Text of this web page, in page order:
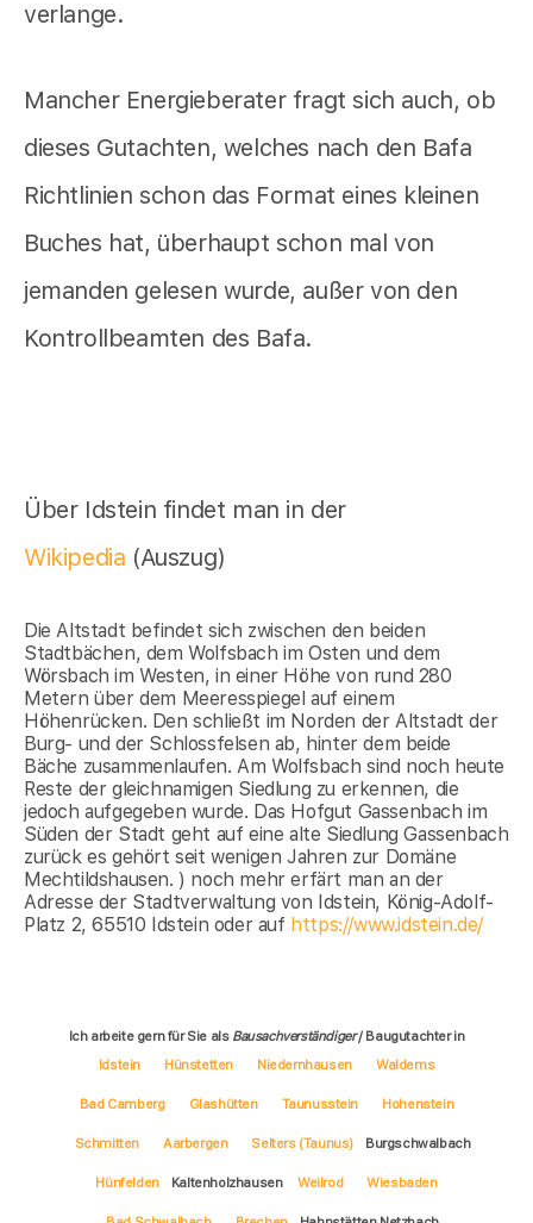
verlange.
Mancher Energieberater fragt sich auch, ob
dieses Gutachten, welches nach den Bafa
Richtlinien schon das Format eines kleinen
Buches hat, überhaupt schon mal von
jemanden gelesen wurde, außer von den
Kontrollbeamten des Bafa.
Über Idstein findet man in der
Wikipedia (Auszug)
Die Altstadt befindet sich zwischen den beiden
Stadtbächen, dem Wolfsbach im Osten und dem
Wörsbach im Westen, in einer Höhe von rund 280
Metern über dem Meeresspiegel auf einem
Höhenrücken. Den schließt im Norden der Altstadt der
Burg- und der Schlossfelsen ab, hinter dem beide
Bäche zusammenlaufen. Am Wolfsbach sind noch heute
Reste der gleichnamigen Siedlung zu erkennen, die
jedoch aufgegeben wurde. Das Hofgut Gassenbach im
Süden der Stadt geht auf eine alte Siedlung Gassenbach
zurück es gehört seit wenigen Jahren zur Domäne
Mechtildshausen. ) noch mehr erfärt man an der
Adresse der Stadtverwaltung von Idstein, König-Adolf-
Platz 2, 65510 Idstein oder auf https://www.idstein.de/
Ich arbeite gern für Sie als Bausachverständiger/ Baugutachter in
Idstein
Hünstetten Niedernhausen Waldems
Bad Camberg Glashütten Taunusstein Hohenstein
Schmitten Aarbergen Selters (Taunus) Burgschwalbach
Hünfelden Kaltenholzhausen Weilrod Wiesbaden